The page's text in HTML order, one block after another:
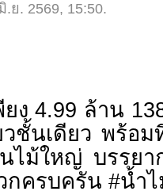
ย. 2569, 15:50.
ง 4.99 ล้าน
ชั้นเดียว พร้อม
ม้ใหญ่ บรรยา
กครบครัน #น้ำ